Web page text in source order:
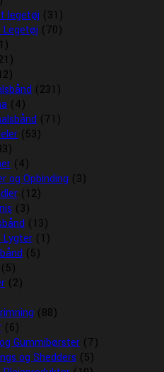
legetøj (31)
Legetøj (70)
(231)
(4)
(71)
(53)
(4)
og Opbinding (3)
(12)
(3)
(13)
Lygter (1)
(5)
(5)
(2)
(88)
(6)
Gummibørster (7)
og Shedders (5)